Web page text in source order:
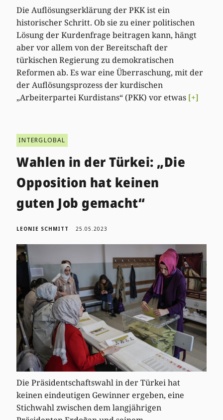
Die Auflösungserklärung der PKK ist ein
historischer Schritt. Ob sie zu einer politischen
Lösung der Kurdenfrage beitragen kann, hängt
aber vor allem von der Bereitschaft der
türkischen Regierung zu demokratischen
Reformen ab. Es war eine Überraschung, mit der
der Auflösungsprozess der kurdischen
„Arbeiterpartei Kurdistans“ (PKK) vor etwas [+]
INTERGLOBAL
Wahlen in der Türkei: „Die
Opposition hat keinen
guten Job gemacht“
LEONIE SCHMITT 25.05.2023
Die Präsidentschaftswahl in der Türkei hat
keinen eindeutigen Gewinner ergeben, eine
Stichwahl zwischen dem langjährigen